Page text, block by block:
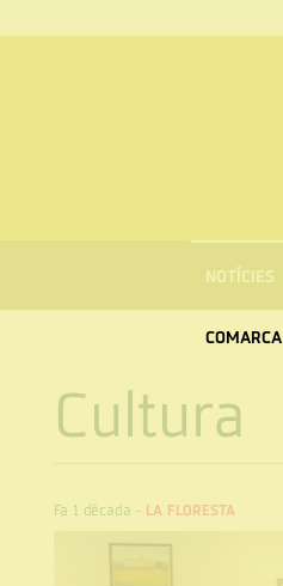
NOTÍCIES
COMARCA
Cultura
Fa 1 dècada - LA FLORESTA